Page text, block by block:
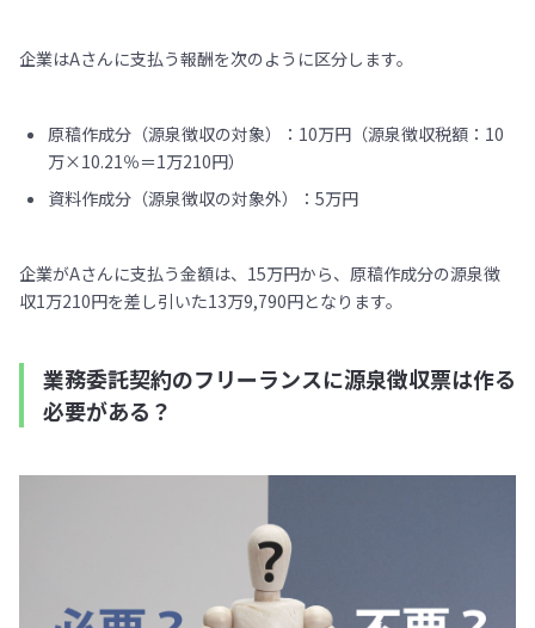
企業はAさんに支払う報酬を次のように区分します。
原稿作成分（源泉徴収の対象）：10万円（源泉徴収税額：10
万×10.21％＝1万210円）
資料作成分（源泉徴収の対象外）：5万円
企業がAさんに支払う金額は、15万円から、原稿作成分の源泉徴
収1万210円を差し引いた13万9,790円となります。
業務委託契約のフリーランスに源泉徴収票は作る
必要がある？